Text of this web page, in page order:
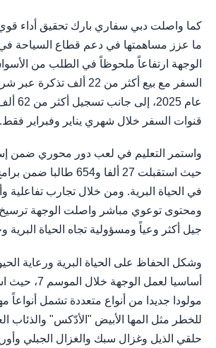
ما عزز مساهمتها في دعم قطاع السياحة
الوجهة ارتفاعاً ملحوظاً في الطلب من
السفر مع بيع أكثر من 22 ألف
عام
قنوات السفر خلال شهري يناير وفبراير فقط.
واستمر التعليم في لعب دور محوري ضمن
حيث استقبلت 27 ألفا و654
في الحياة البرية. ومن خلال تجارب تفاعلية
ومحتوى توعوي مباشر واصلت الوجهة ترسيخ
جيل أكثر وعياً ومسؤولية تجاه الحياة البرية
وشكل الحفاظ على الحياة البرية ورعاية
مولودا جديدا من أنواع متعددة تشمل أنواعاً
للخطر مثل المها الأبيض "الأدّكس" والذئاب
حلقي الذيل وغزال سبك والغزال الجبلي